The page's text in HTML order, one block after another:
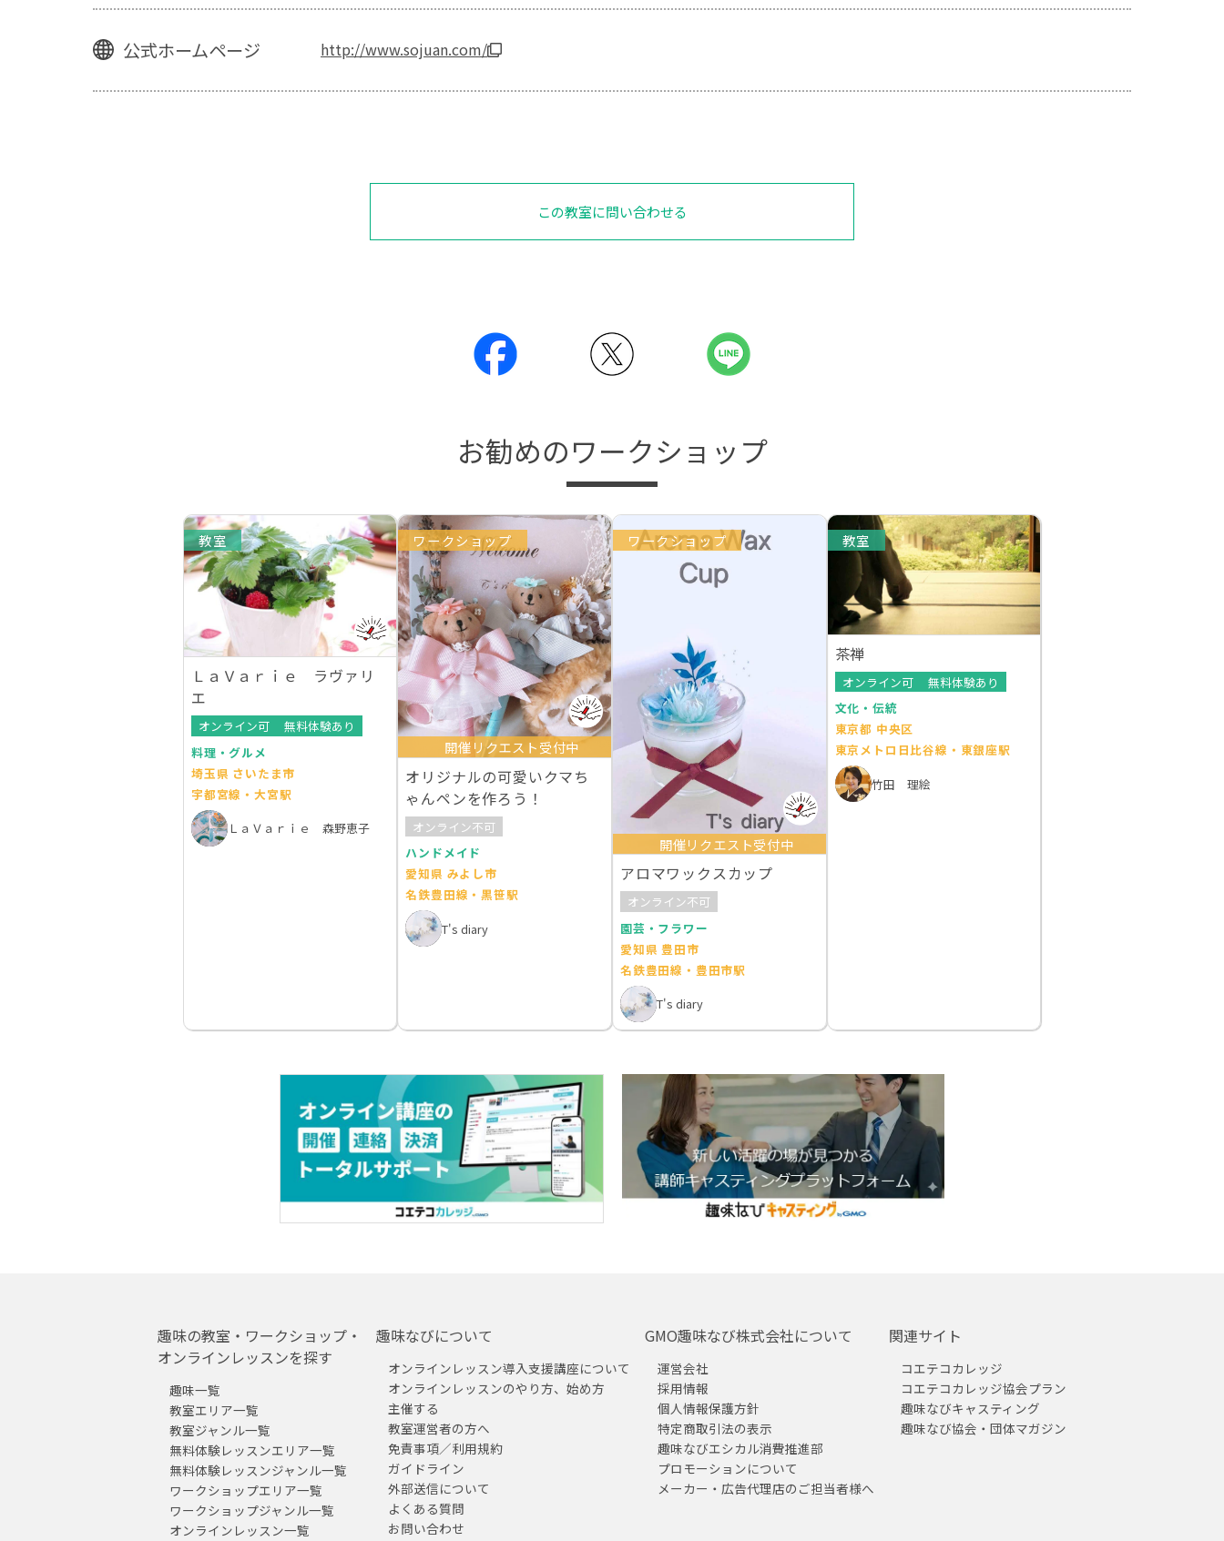
公式ホームページ http://www.sojuan.com/
この教室に問い合わせる
お勧めのワークショップ
教室
ＬａＶａｒｉｅ ラヴァリ
エ
オンライン可
無料体験あり
料理・グルメ
埼玉県 さいたま市
宇都宮線・大宮駅
ＬａＶａｒｉｅ 森野恵子
ワークショップ
開催リクエスト受付中
オリジナルの可愛いクマち
ゃんペンを作ろう！
オンライン不可
ハンドメイド
愛知県 みよし市
名鉄豊田線・黒笹駅
T's diary
ワークショップ
開催リクエスト受付中
アロマワックスカップ
オンライン不可
園芸・フラワー
愛知県 豊田市
名鉄豊田線・豊田市駅
T's diary
教室
茶禅
オンライン可
無料体験あり
文化・伝統
東京都 中央区
東京メトロ日比谷線・東銀座駅
竹田 理絵
趣味の教室・ワークショップ・
オンラインレッスンを探す
趣味一覧
教室エリア一覧
教室ジャンル一覧
無料体験レッスンエリア一覧
無料体験レッスンジャンル一覧
ワークショップエリア一覧
ワークショップジャンル一覧
オンラインレッスン一覧
趣味なびについて
オンラインレッスン導入支援講座について
オンラインレッスンのやり方、始め方
主催する
教室運営者の方へ
免責事項／利用規約
ガイドライン
外部送信について
よくある質問
お問い合わせ
GMO趣味なび株式会社について
運営会社
採用情報
個人情報保護方針
特定商取引法の表示
趣味なびエシカル消費推進部
プロモーションについて
メーカー・広告代理店のご担当者様へ
関連サイト
コエテコカレッジ
コエテコカレッジ協会プラン
趣味なびキャスティング
趣味なび協会・団体マガジン